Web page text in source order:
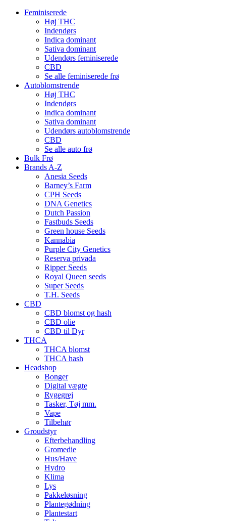
Feminiserede
Høj THC
Indendørs
Indica dominant
Sativa dominant
Udendørs feminiserede
CBD
Se alle feminiserede frø
Autoblomstrende
Høj THC
Indendørs
Indica dominant
Sativa dominant
Udendørs autoblomstrende
CBD
Se alle auto frø
Bulk Frø
Brands A-Z
Anesia Seeds
Barney’s Farm
CPH Seeds
DNA Genetics
Dutch Passion
Fastbuds Seeds
Green house Seeds
Kannabia
Purple City Genetics
Reserva privada
Ripper Seeds
Royal Queen seeds
Super Seeds
T.H. Seeds
CBD
CBD blomst og hash
CBD olie
CBD til Dyr
THCA
THCA blomst
THCA hash
Headshop
Bonger
Digital vægte
Rygegrej
Tasker, Tøj mm.
Vape
Tilbehør
Groudstyr
Efterbehandling
Gromedie
Hus/Have
Hydro
Klima
Lys
Pakkeløsning
Plantegødning
Plantestart